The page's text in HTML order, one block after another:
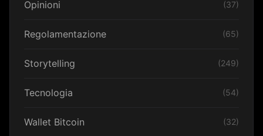
Opinioni (37)
Regolamentazione (65)
Storytelling (249)
Tecnologia (54)
Wallet Bitcoin (32)